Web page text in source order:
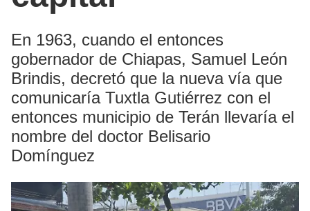
En 1963, cuando el entonces
gobernador de Chiapas, Samuel León
Brindis, decretó que la nueva vía que
comunicaría Tuxtla Gutiérrez con el
entonces municipio de Terán llevaría el
nombre del doctor Belisario
Domínguez